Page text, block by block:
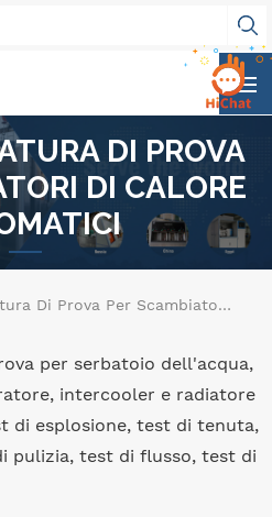
DI PROVA
DI CALORE
Apparecchiatura Di Prova Per Scambiatori Di Calore Automatici
per serbatoio dell'acqua,
intercooler e radiatore
di esplosione, test di tenuta,
pulizia, test di flusso, test di